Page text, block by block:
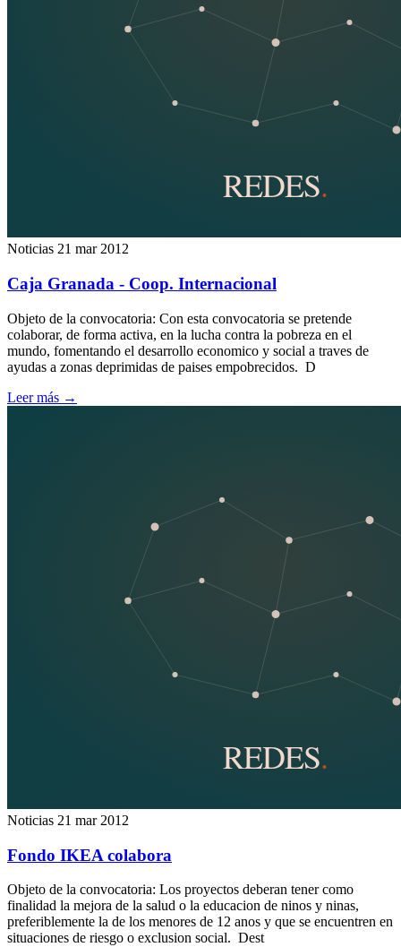
Noticias 21 mar 2012
Caja Granada - Coop. Internacional
Objeto de la convocatoria: Con esta convocatoria se pretende
colaborar, de forma activa, en la lucha contra la pobreza en el
mundo, fomentando el desarrollo economico y social a traves de
ayudas a zonas deprimidas de paises empobrecidos. D
Leer más →
Noticias 21 mar 2012
Fondo IKEA colabora
Objeto de la convocatoria: Los proyectos deberan tener como
finalidad la mejora de la salud o la educacion de ninos y ninas,
preferiblemente la de los menores de 12 anos y que se encuentren en
situaciones de riesgo o exclusion social. Dest